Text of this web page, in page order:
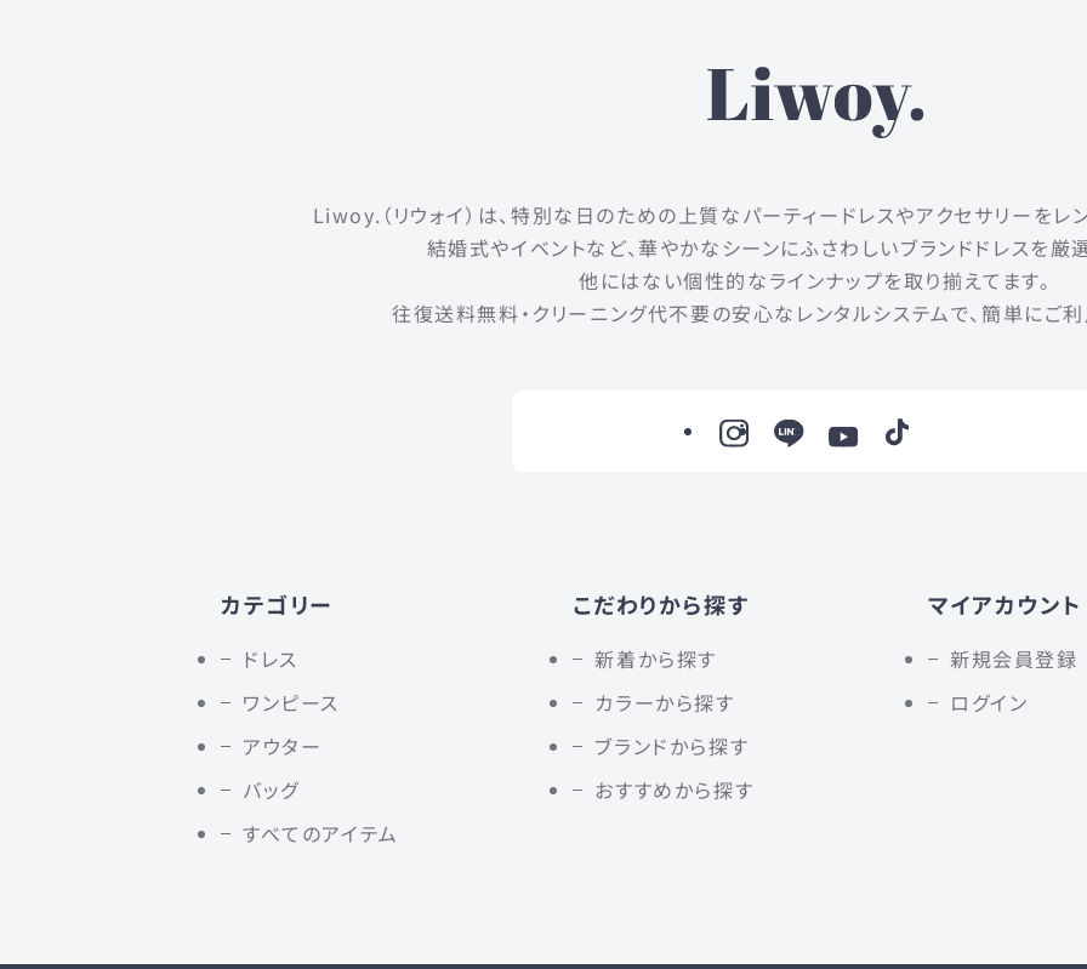
Liwoy.（リウォイ）は、特別な日のための上質なパーティードレスやアクセサリーをレン
結婚式やイベントなど、華やかなシーンにふさわしいブランドドレスを厳選
他にはない個性的なラインナップを取り揃えてます。
往復送料無料・クリーニング代不要の安心なレンタルシステムで、簡単にご利
カテゴリー
ドレス
ワンピース
アウター
バッグ
すべてのアイテム
こだわりから探す
新着から探す
カラーから探す
ブランドから探す
おすすめから探す
マイアカウント
新規会員登録
ログイン